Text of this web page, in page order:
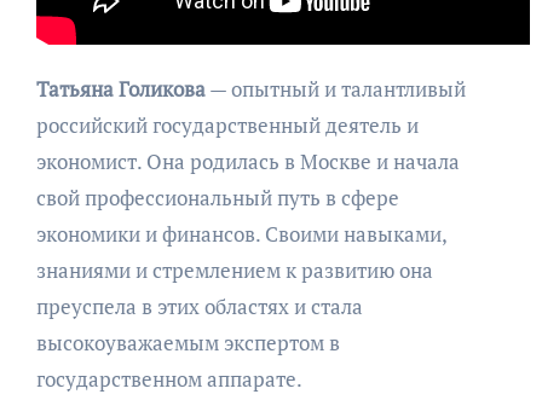
Татьяна Голикова— опытный и талантливый
российский государственный деятель и
экономист. Она родилась в Москве и начала
свой профессиональный путь в сфере
экономики и финансов. Своими навыками,
знаниями и стремлением к развитию она
преуспела в этих областях и стала
высокоуважаемым экспертом в
государственном аппарате.